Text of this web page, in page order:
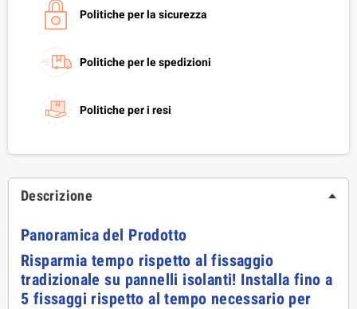
Politiche per la sicurezza
Politiche per le spedizioni
Politiche per i resi
Descrizione
Panoramica del Prodotto
Risparmia tempo rispetto al fissaggio
tradizionale su pannelli isolanti! Installa fino a
5 fissaggi rispetto al tempo necessario per